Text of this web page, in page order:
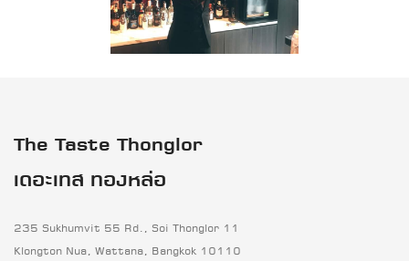
The Taste Thonglor
เดอะเทส ทองหล่อ
235 Sukhumvit 55 Rd., Soi Thonglor 11
Klongton Nua, Wattana, Bangkok 10110